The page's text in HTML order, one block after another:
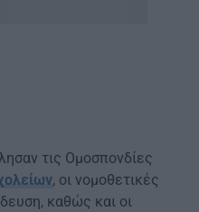
τις Ομοσπονδίες
, οι νομοθετικές
καθώς και οι